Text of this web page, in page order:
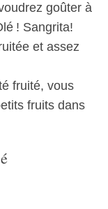
goûter à
! Sangrita!
et assez
fruité, vous
fruits dans